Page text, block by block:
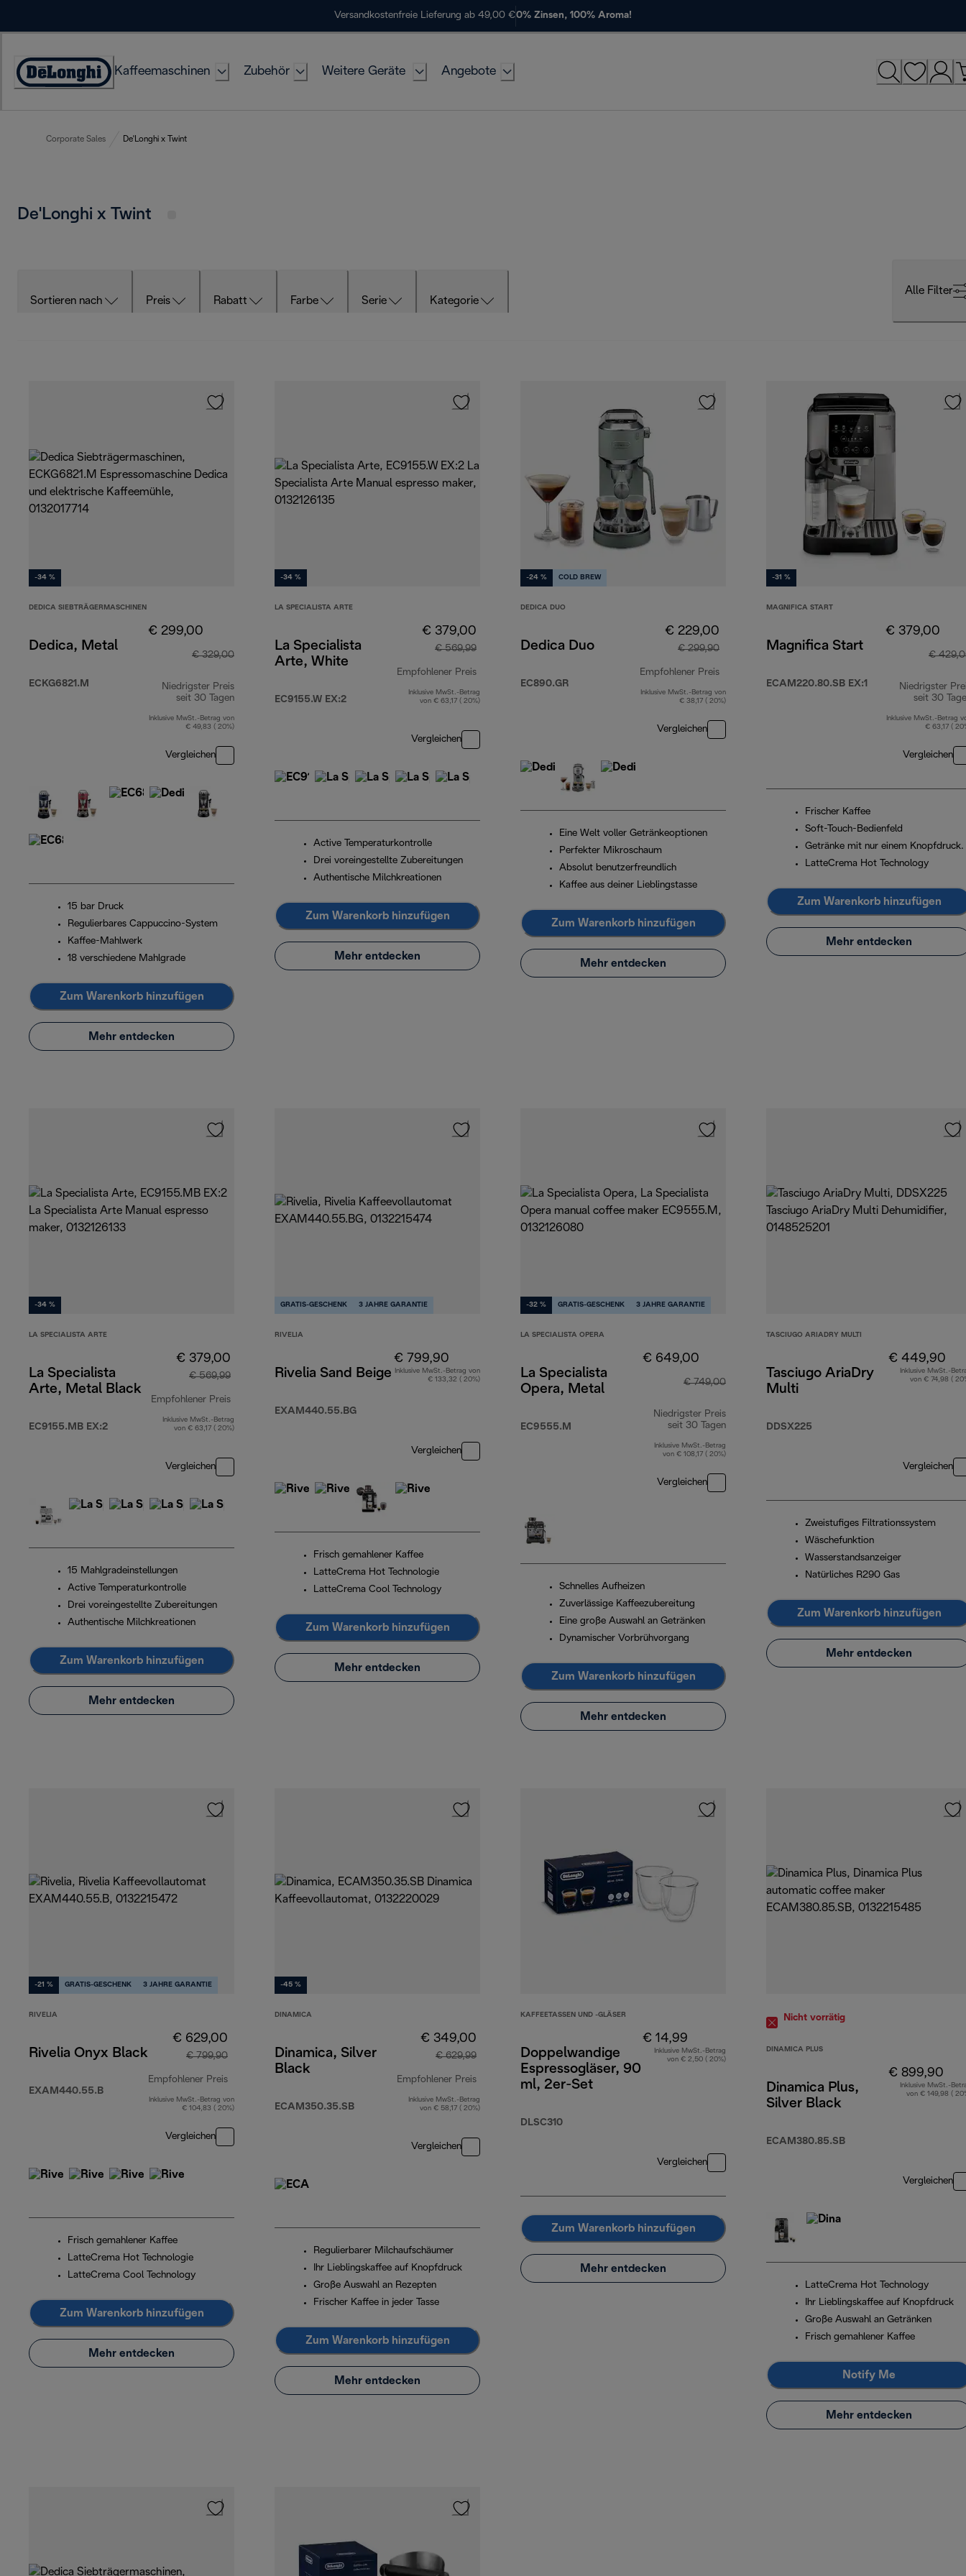
Versandkostenfreie Lieferung ab 49,00 €0% Zinsen, 100% Aroma!
Erklärung
Kaffeemaschinen Zubehör Weitere Geräte Angebote
Corporate Sales De'Longhi x Twint
De'Longhi x Twint
Sortieren nach Preis Rabatt Farbe Serie Kategorie
Alle Filter
-34 %
DEDICA SIEBTRÄGERMASCHINEN
Dedica, Metal
ECKG6821.M
€ 299,00
€ 329,00
Niedrigster Preis
seit 30 Tagen
Inklusive MwSt.-Betrag von
€ 49,83 ( 20%)
Vergleichen
15 bar Druck
Regulierbares Cappuccino-System
Kaffee-Mahlwerk
18 verschiedene Mahlgrade
Zum Warenkorb hinzufügen
Mehr entdecken
-34 %
LA SPECIALISTA ARTE
La Specialista
Arte, White
EC9155.W EX:2
€ 379,00
€ 569,99
Empfohlener Preis
Originalpreis € 569,99
Inklusive MwSt.-Betrag
von € 63,17 ( 20%)
Vergleichen
Active Temperaturkontrolle
Drei voreingestellte Zubereitungen
Authentische Milchkreationen
Zum Warenkorb hinzufügen
Mehr entdecken
-24 % COLD BREW
DEDICA DUO
Dedica Duo
EC890.GR
€ 229,00
€ 299,90
Empfohlener Preis
Originalpreis € 299,90
Inklusive MwSt.-Betrag von
€ 38,17 ( 20%)
Vergleichen
Eine Welt voller Getränkeoptionen
Perfekter Mikroschaum
Absolut benutzerfreundlich
Kaffee aus deiner Lieblingstasse
Zum Warenkorb hinzufügen
Mehr entdecken
-31 %
MAGNIFICA START
Magnifica Start
ECAM220.80.SB EX:1
€ 379,00
€
Niedrigster
seit 30
Inklusive MwSt.-Betrag
€ 63,17 (
Vergleichen
Frischer Kaffee
Soft-Touch-Bedienfeld
Getränke mit nur einem Knopfdruck.
LatteCrema Hot Technology
Zum Warenkorb hinzufügen
Mehr entdecken
-34 %
LA SPECIALISTA ARTE
La Specialista
Arte, Metal Black
EC9155.MB EX:2
€ 379,00
€ 569,99
Empfohlener Preis
Originalpreis € 569,99
Inklusive MwSt.-Betrag
von € 63,17 ( 20%)
Vergleichen
15 Mahlgradeinstellungen
Active Temperaturkontrolle
Drei voreingestellte Zubereitungen
Authentische Milchkreationen
Zum Warenkorb hinzufügen
Mehr entdecken
GRATIS-GESCHENK 3 JAHRE GARANTIE
RIVELIA
Rivelia Sand Beige
EXAM440.55.BG
€ 799,90
Inklusive MwSt.-Betrag von
€ 133,32 ( 20%)
Vergleichen
Frisch gemahlener Kaffee
LatteCrema Hot Technologie
LatteCrema Cool Technology
Zum Warenkorb hinzufügen
Mehr entdecken
-32 % GRATIS-GESCHENK 3 JAHRE GARANTIE
LA SPECIALISTA OPERA
La Specialista
Opera, Metal
EC9555.M
€ 649,00
€ 749,00
Niedrigster Preis
seit 30 Tagen
Inklusive MwSt.-Betrag
von € 108,17 ( 20%)
Vergleichen
Schnelles Aufheizen
Zuverlässige Kaffeezubereitung
Eine große Auswahl an Getränken
Dynamischer Vorbrühvorgang
Zum Warenkorb hinzufügen
Mehr entdecken
TASCIUGO ARIADRY MULTI
Tasciugo AriaDry
Multi
DDSX225
€ 449,90
Inklusive MwSt.-
von € 74,98 (
Vergleichen
Zweistufiges Filtrationssystem
Wäschefunktion
Wasserstandsanzeiger
Natürliches R290 Gas
Zum Warenkorb hinzufügen
Mehr entdecken
-21 % GRATIS-GESCHENK 3 JAHRE GARANTIE
RIVELIA
Rivelia Onyx Black
EXAM440.55.B
€ 629,00
€ 799,90
Empfohlener Preis
Originalpreis € 799,90
Inklusive MwSt.-Betrag von
€ 104,83 ( 20%)
Vergleichen
Frisch gemahlener Kaffee
LatteCrema Hot Technologie
LatteCrema Cool Technology
Zum Warenkorb hinzufügen
Mehr entdecken
-45 %
DINAMICA
Dinamica, Silver
Black
ECAM350.35.SB
€ 349,00
€ 629,99
Empfohlener Preis
Originalpreis € 629,99
Inklusive MwSt.-Betrag
von € 58,17 ( 20%)
Vergleichen
Regulierbarer Milchaufschäumer
Ihr Lieblingskaffee auf Knopfdruck
Große Auswahl an Rezepten
Frischer Kaffee in jeder Tasse
Zum Warenkorb hinzufügen
Mehr entdecken
KAFFEETASSEN UND -GLÄSER
Doppelwandige
Espressogläser, 90
ml, 2er-Set
DLSC310
€ 14,99
Inklusive MwSt.-Betrag
von € 2,50 ( 20%)
Vergleichen
Zum Warenkorb hinzufügen
Mehr entdecken
Nicht vorrätig
DINAMICA PLUS
Dinamica Plus,
Silver Black
ECAM380.85.SB
€ 899,90
Inklusive MwSt.-
von € 149,98 (
Vergleichen
LatteCrema Hot Technology
Ihr Lieblingskaffee auf Knopfdruck
Große Auswahl an Getränken
Frisch gemahlener Kaffee
Notify Me
Mehr entdecken